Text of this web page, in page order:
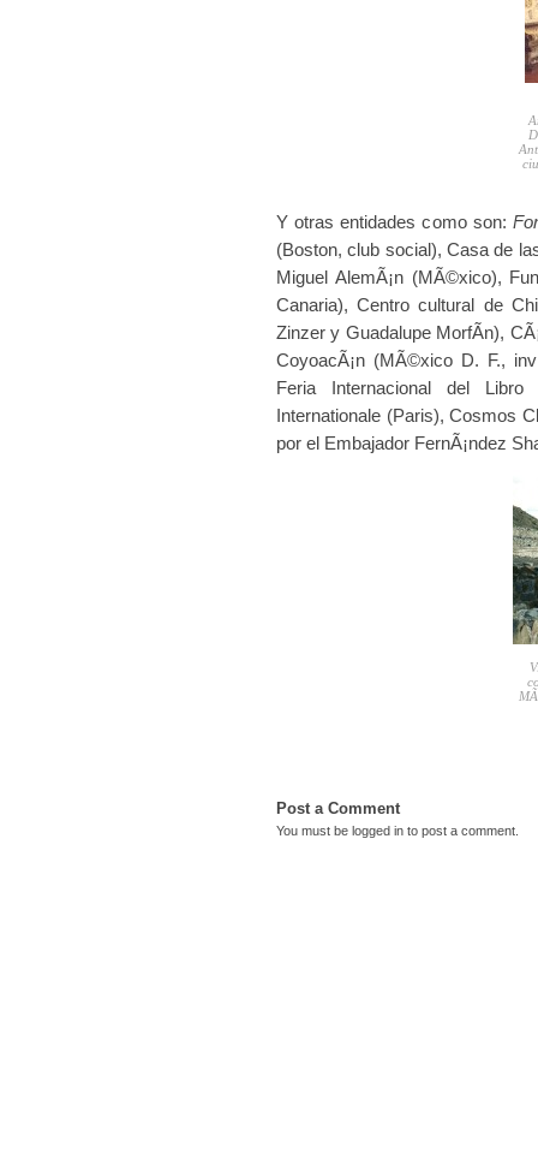
Y otras entidades como son:
(Boston, club social), Casa de
Miguel AlemÃ¡n (MÃ©xico),
Canaria), Centro cultural de
Zinzer y Guadalupe MorfÃ­n),
CoyoacÃ¡n (MÃ©xico D. F.,
Feria Internacional del Libro
Internationale (Paris), Cosmos
por el Embajador FernÃ¡ndez
Post a Comment
You must be logged in to post a comment.